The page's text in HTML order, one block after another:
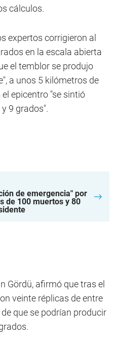
cálculos.
expertos corrigieron al
en la escala abierta
el temblor se produjo
a unos 5 kilómetros de
epicentro "se sintió
9 grados".
de emergencia" por
de 100 muertos y 80
Gördü, afirmó que tras el
veinte réplicas de entre
que se podrían producir